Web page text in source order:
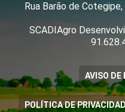
Rua Barão de
SCADIAgro
AVISO DE
POLÍTICA DE